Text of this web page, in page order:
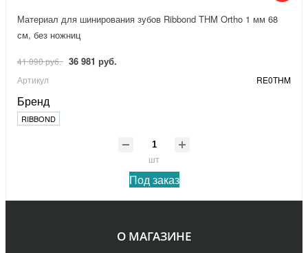
Материал для шинирования зубов Ribbond THM Ortho 1 мм 68
см, без ножниц
41 090 руб. 36 981 руб.
Артикул RE0THM
Бренд
RIBBOND
шт
Под заказ
О МАГАЗИНЕ